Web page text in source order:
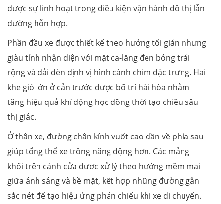
được sự linh hoạt trong điều kiện vận hành đô thị lẫn
đường hỗn hợp.
Phần đầu xe được thiết kế theo hướng tối giản nhưng
giàu tính nhận diện với mặt ca-lăng đen bóng trải
rộng và dải đèn định vị hình cánh chim đặc trưng. Hai
khe gió lớn ở cản trước được bố trí hài hòa nhằm
tăng hiệu quả khí động học đồng thời tạo chiều sâu
thị giác.
Ở thân xe, đường chân kính vuốt cao dần về phía sau
giúp tổng thể xe trông năng động hơn. Các mảng
khối trên cánh cửa được xử lý theo hướng mềm mại
giữa ánh sáng và bề mặt, kết hợp những đường gân
sắc nét để tạo hiệu ứng phản chiếu khi xe di chuyển.